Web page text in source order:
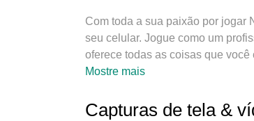
Com toda a sua paixão por jogar
seu celular. Jogue como um
oferece todas as coisas que
sem mais limitações de bateria,
que faz Nivalis um jogo de PC
Mostre mais
Capturas de tela &